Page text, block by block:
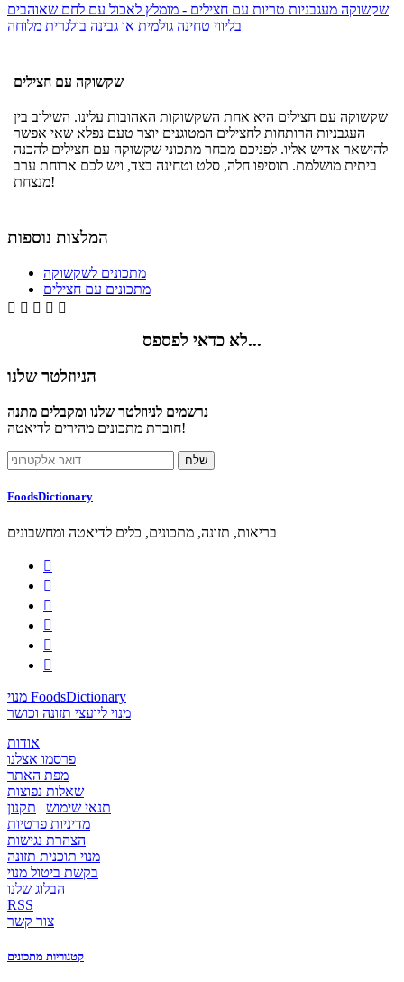
שקשוקה מעגבניות טריות עם חצילים - מומלץ לאכול עם לחם שאוהבים
בליווי טחינה גולמית או גבינה בולגרית מלוחה
שקשוקה עם חצילים
שקשוקה עם חצילים היא אחת השקשוקות האהובות עלינו. השילוב בין
העגבניות הרותחות לחצילים המטוגנים יוצר טעם נפלא שאי אפשר
להישאר אדיש אליו. לפניכם מבחר מתכוני שקשוקה עם חצילים להכנה
ביתית מושלמת. תוסיפו חלה, סלט וטחינה בצד, ויש לכם ארוחת ערב
מנצחת!
המלצות נוספות
מתכונים לשקשוקה
מתכונים עם חצילים
    
לא כדאי לפספס...
הניוזלטר שלנו
נרשמים לניוזלטר שלנו ומקבלים מתנה
חוברת מתכונים מהירים לדיאטה!
FoodsDictionary
בריאות, תזונה, מתכונים, כלים לדיאטה ומחשבונים






מנוי FoodsDictionary
מנוי ליועצי תזונה וכושר
אודות
פרסמו אצלנו
מפת האתר
שאלות נפוצות
תנאי שימוש | תקנון
מדיניות פרטיות
הצהרת נגישות
מנוי תוכנית תזונה
בקשת ביטול מנוי
הבלוג שלנו
RSS
צור קשר
קטגוריות מתכונים